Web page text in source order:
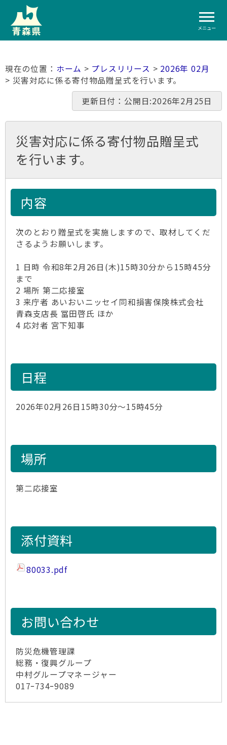
メニュー
ホーム > プレスリリース > 2026年 02月
> 災害対応に係る寄付物品贈呈式を行います。
更新日付：公開日:2026年2月25日
災害対応に係る寄付物品贈呈式
を行います。
内容
次のとおり贈呈式を実施しますので、取材してくだ
さるようお願いします。
1 日時 令和8年2月26日(木)15時30分から15時45分
まで
2 場所 第二応接室
3 来庁者 あいおいニッセイ同和損害保険株式会社
青森支店長 冨田啓氏 ほか
4 応対者 宮下知事
日程
2026年02月26日15時30分～15時45分
場所
第二応接室
添付資料
80033.pdf
お問い合わせ
防災危機管理課
総務・復興グループ
中村グループマネージャー
017ｰ734ｰ9089